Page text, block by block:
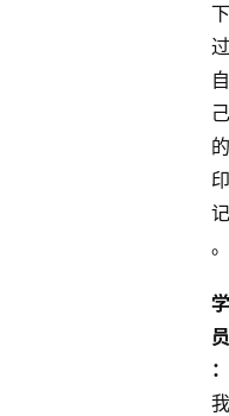
下
过
自
己
的
印
记
。
学
员
：
我